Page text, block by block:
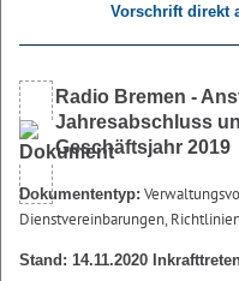
Vorschrift direkt
Radio Bremen -
Jahresabschluss
Geschäftsjahr 2019
Dokumententyp:
Dienstvereinbarungen,
Stand: 14.11.2020